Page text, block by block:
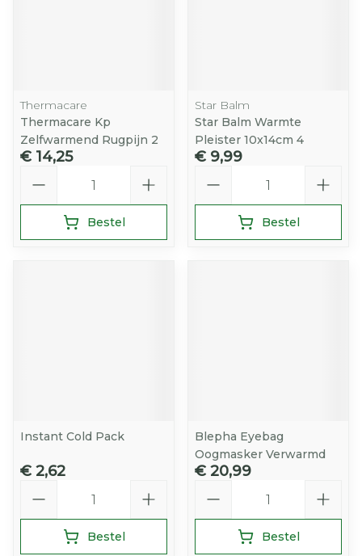
Thermacare
Thermacare Kp
Zelfwarmend Rugpijn 2
€ 14,25
Bestel
Star Balm
Star Balm Warmte
Pleister 10x14cm 4
€ 9,99
Bestel
Instant Cold Pack
€ 2,62
Bestel
Blepha Eyebag
Oogmasker Verwarmd
€ 20,99
Bestel